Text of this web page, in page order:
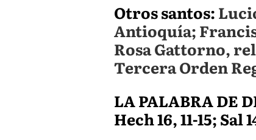
Otros santos:
Antioquía;
Rosa Gattorno,
Tercera Orden
LA PALABRA DE
Hech 16, 11-15; Sal